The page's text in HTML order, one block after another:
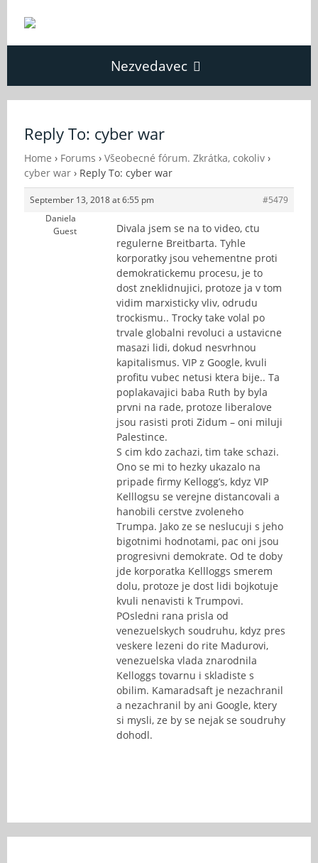
Nezvedavec
Fórum
O Nezvědavci
Kontakt
Reply To: cyber war
Home › Forums › Všeobecné fórum. Zkrátka, cokoliv ›
cyber war › Reply To: cyber war
September 13, 2018 at 6:55 pm
#5479
Daniela
Guest
Divala jsem se na to video, ctu
regulerne Breitbarta. Tyhle
korporatky jsou vehementne proti
demokratickemu procesu, je to
dost zneklidnujici, protoze ja v tom
vidim marxisticky vliv, odrudu
trockismu.. Trocky take volal po
trvale globalni revoluci a ustavicne
masazi lidi, dokud nesvrhnou
kapitalismus. VIP z Google, kvuli
profitu vubec netusi ktera bije.. Ta
poplakavajici baba Ruth by byla
prvni na rade, protoze liberalove
jsou rasisti proti Zidum – oni miluji
Palestince.
S cim kdo zachazi, tim take schazi.
Ono se mi to hezky ukazalo na
pripade firmy Kellogg’s, kdyz VIP
Kelllogsu se verejne distancovali a
hanobili cerstve zvoleneho
Trumpa. Jako ze se neslucuji s jeho
bigotnimi hodnotami, pac oni jsou
progresivni demokrate. Od te doby
jde korporatka Kellloggs smerem
dolu, protoze je dost lidi bojkotuje
kvuli nenavisti k Trumpovi.
POsledni rana prisla od
venezuelskych soudruhu, kdyz pres
veskere lezeni do rite Madurovi,
venezuelska vlada znarodnila
Kelloggs tovarnu i skladiste s
obilim. Kamaradsaft je nezachranil
a nezachranil by ani Google, ktery
si mysli, ze by se nejak se soudruhy
dohodl.